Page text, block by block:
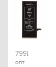
799
опт